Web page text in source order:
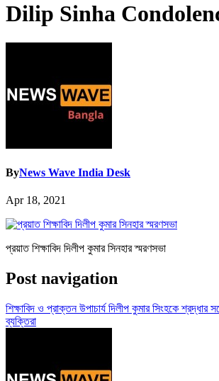
Dilip Sinha
ByNews Wave India Desk
Apr 18, 2021
প্রয়াত শিক্ষাবিদ দিলীপ কুমার সিনহার স্মরণসভা
Post navigation
শিক্ষাবিদ ও প্রাক্তন উপাচার্য দিলীপ কুমার সিংহকে শ্রদ্ধার
ব্যক্তিরা